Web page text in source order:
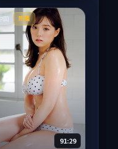
国 热播
91:29